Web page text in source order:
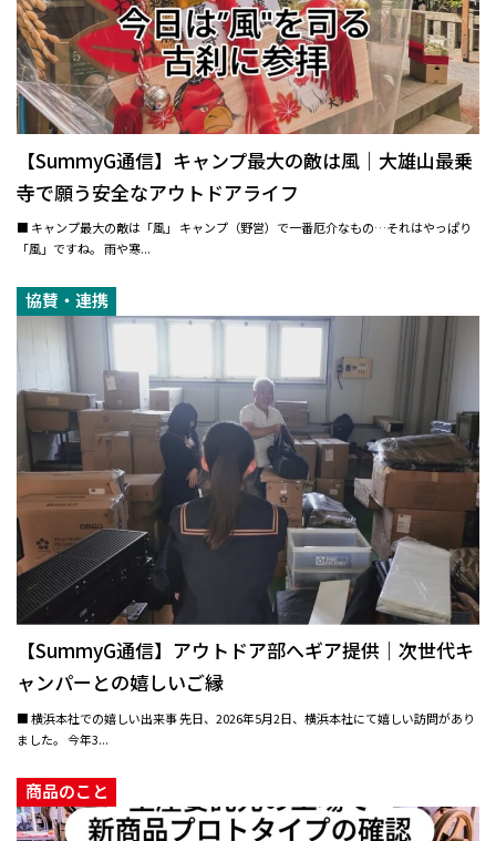
【SummyG通信】キャンプ最大の敵は風｜大雄山最乗
寺で願う安全なアウトドアライフ
■ キャンプ最大の敵は「風」 キャンプ（野営）で一番厄介なもの…それはやっぱり
「風」ですね。 雨や寒...
協賛・連携
【SummyG通信】アウトドア部へギア提供｜次世代キ
ャンパーとの嬉しいご縁
■ 横浜本社での嬉しい出来事 先日、2026年5月2日、横浜本社にて嬉しい訪問があり
ました。 今年3...
商品のこと